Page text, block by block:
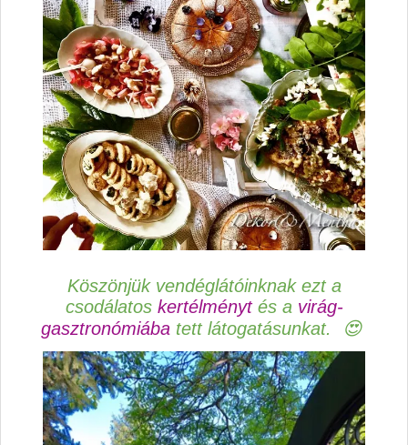
Köszönjük vendéglátóinknak ezt a
csodálatos kertélménytés a virág-
gasztronómiába tett látogatásunkat. 😍